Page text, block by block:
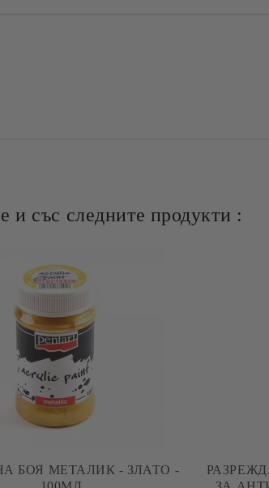
и със следните продукти :
БОЯ МЕТАЛИК - ЗЛАТО -